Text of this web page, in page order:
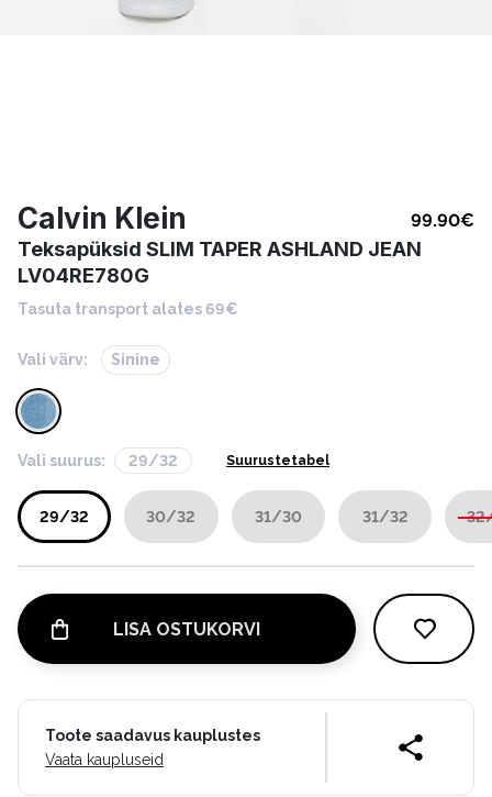
Calvin Klein 99.90€
Teksapüksid SLIM TAPER ASHLAND JEAN
LV04RE780G
Tasuta transport alates 69€
Vali värv: Sinine
Vali suurus: 29/32 Suurustetabel
29/32 30/32 31/30 31/32
LISA OSTUKORVI
Toote saadavus kauplustes
Vaata kaupluseid